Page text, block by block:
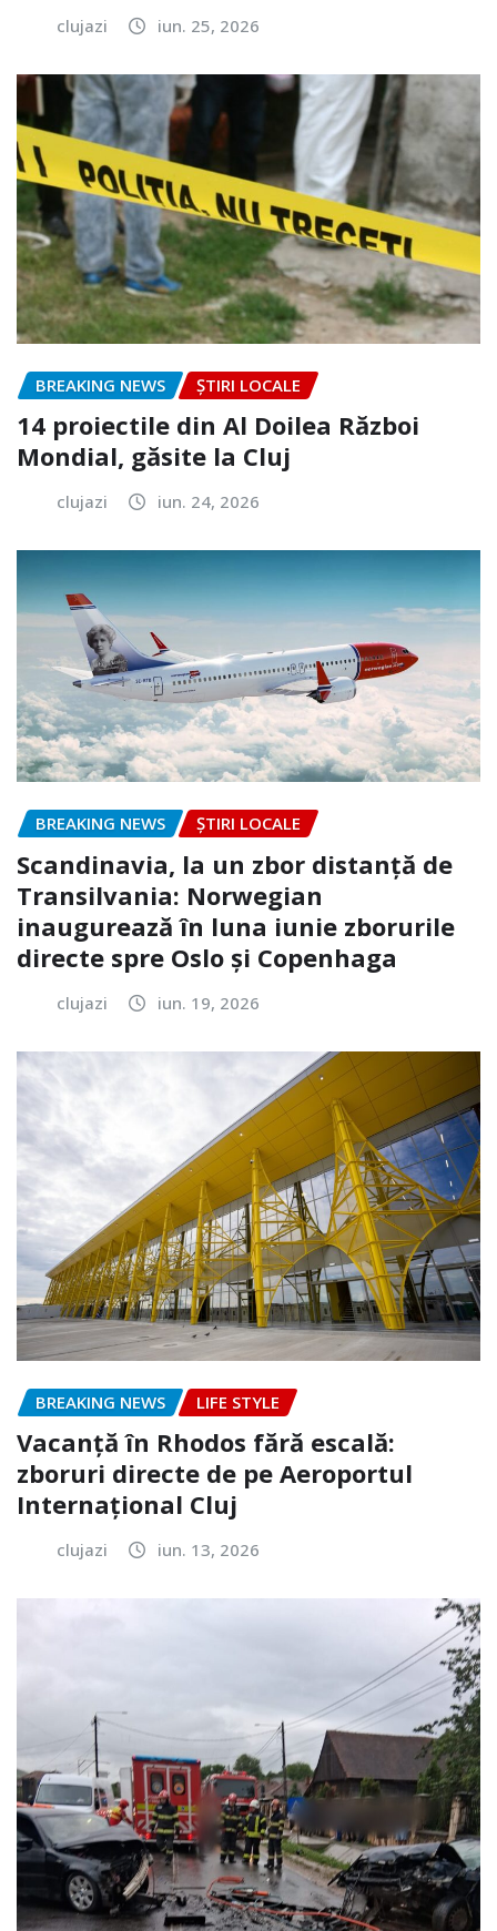
clujazi iun. 25, 2026
BREAKING NEWS ȘTIRI LOCALE
14 proiectile din Al Doilea Război
Mondial, găsite la Cluj
clujazi iun. 24, 2026
BREAKING NEWS ȘTIRI LOCALE
Scandinavia, la un zbor distanță de
Transilvania: Norwegian
inaugurează în luna iunie zborurile
directe spre Oslo și Copenhaga
clujazi iun. 19, 2026
BREAKING NEWS LIFE STYLE
Vacanță în Rhodos fără escală:
zboruri directe de pe Aeroportul
Internațional Cluj
clujazi iun. 13, 2026